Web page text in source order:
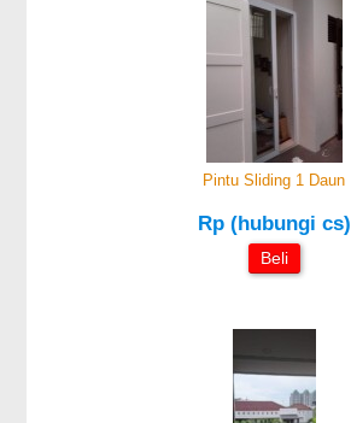
Pintu Sliding 1 Daun
Rp (hubungi cs)
Beli